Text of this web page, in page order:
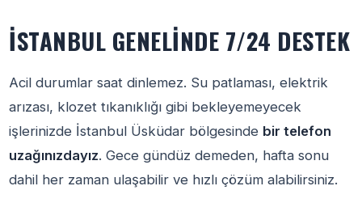
İSTANBUL GENELINDE 7/24 DESTEK
Acil durumlar saat dinlemez. Su patlaması, elektrik
arızası, klozet tıkanıklığı gibi bekleyemeyecek
işlerinizde İstanbul Üsküdar bölgesinde bir telefon
uzağınızdayız. Gece gündüz demeden, hafta sonu
dahil her zaman ulaşabilir ve hızlı çözüm alabilirsiniz.